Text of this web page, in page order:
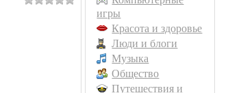
игры
Красота и здоровье
Люди и блоги
Музыка
Общество
Путешествия и